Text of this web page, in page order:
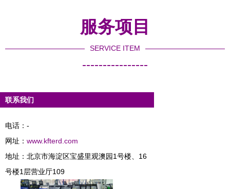
服务项目
SERVICE ITEM
----------------
联系我们
电话：-
网址： www.kfterd.com
地址：北京市海淀区宝盛里观澳园1号楼、16
号楼1层营业厅109